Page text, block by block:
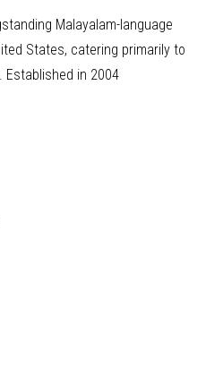
Malayalam-language
States, catering primarily to
Established in 2004